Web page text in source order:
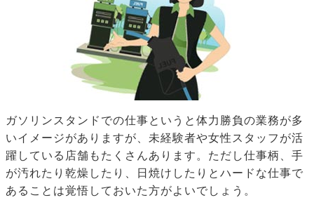
ガソリンスタンドでの仕事というと体力勝負の業務が多
いイメージがありますが、未経験者や女性スタッフが活
躍している店舗もたくさんあります。ただし仕事柄、手
が汚れたり乾燥したり、日焼けしたりとハードな仕事で
あることは覚悟しておいた方がよいでしょう。